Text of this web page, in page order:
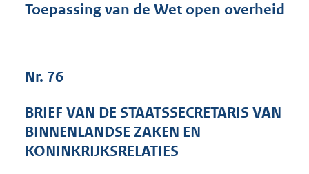
s
e
Toepassing van de Wet open overheid
Nr. 76
BRIEF VAN DE STAATSSECRETARIS VAN
BINNENLANDSE ZAKEN EN
KONINKRIJKSRELATIES